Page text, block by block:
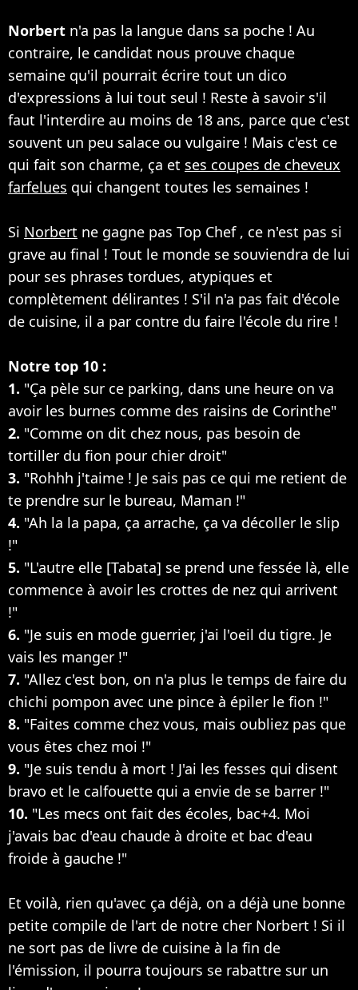
Norbert n'a pas la langue dans sa poche ! Au
contraire, le candidat nous prouve chaque
semaine qu'il pourrait écrire tout un dico
d'expressions à lui tout seul ! Reste à savoir s'il
faut l'interdire au moins de 18 ans, parce que c'est
souvent un peu salace ou vulgaire ! Mais c'est ce
qui fait son charme, ça et ses coupes de cheveux
farfelues qui changent toutes les semaines !
Si Norbert ne gagne pas Top Chef , ce n'est pas si
grave au final ! Tout le monde se souviendra de lui
pour ses phrases tordues, atypiques et
complètement délirantes ! S'il n'a pas fait d'école
de cuisine, il a par contre du faire l'école du rire !
Notre top 10 :
1. "Ça pèle sur ce parking, dans une heure on va
avoir les burnes comme des raisins de Corinthe"
2. "Comme on dit chez nous, pas besoin de
tortiller du fion pour chier droit"
3. "Rohhh j'taime ! Je sais pas ce qui me retient de
te prendre sur le bureau, Maman !"
4. "Ah la la papa, ça arrache, ça va décoller le slip
!"
5. "L'autre elle [Tabata] se prend une fessée là, elle
commence à avoir les crottes de nez qui arrivent
!"
6. "Je suis en mode guerrier, j'ai l'oeil du tigre. Je
vais les manger !"
7. "Allez c'est bon, on n'a plus le temps de faire du
chichi pompon avec une pince à épiler le fion !"
8. "Faites comme chez vous, mais oubliez pas que
vous êtes chez moi !"
9. "Je suis tendu à mort ! J'ai les fesses qui disent
bravo et le calfouette qui a envie de se barrer !"
10. "Les mecs ont fait des écoles, bac+4. Moi
j'avais bac d'eau chaude à droite et bac d'eau
froide à gauche !"
Et voilà, rien qu'avec ça déjà, on a déjà une bonne
petite compile de l'art de notre cher Norbert ! Si il
ne sort pas de livre de cuisine à la fin de
l'émission, il pourra toujours se rabattre sur un